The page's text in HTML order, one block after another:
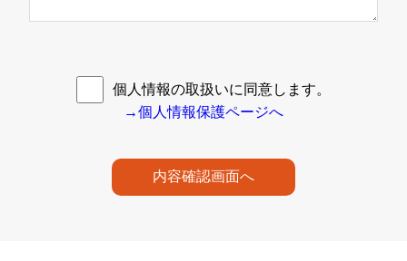
個人情報の取扱いに同意します。
→個人情報保護ページへ
内容確認画面へ